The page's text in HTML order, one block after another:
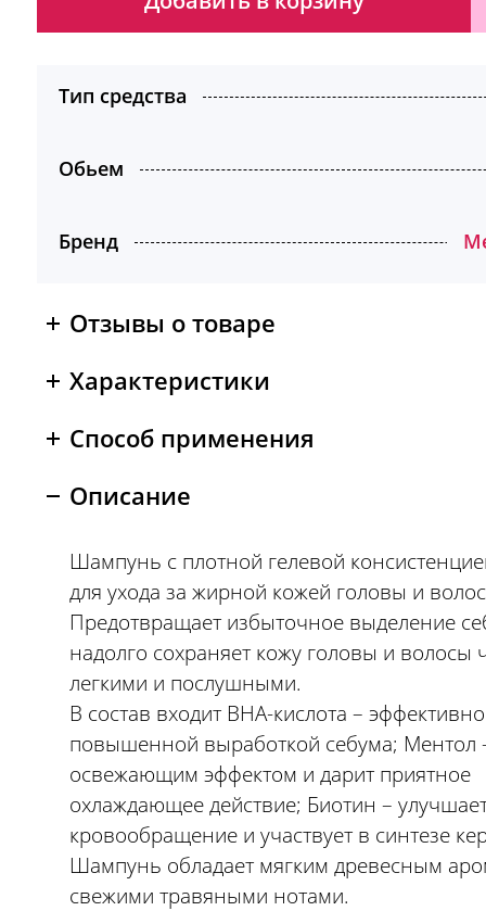
Тип средства
Обьем
Бренд
Отзывы о товаре
Характеристики
Способ применения
Описание
Шампунь с плотной гелевой
для ухода за жирной кожей головы и
Предотвращает избыточное выделение
надолго сохраняет кожу головы и волосы
легкими и послушными.
В состав входит ВНА-кислота –
повышенной выработкой себума; Ментол
освежающим эффектом и дарит приятное
охлаждающее действие; Биотин –
кровообращение и участвует в синтезе
Шампунь обладает мягким древесным
свежими травяными нотами.